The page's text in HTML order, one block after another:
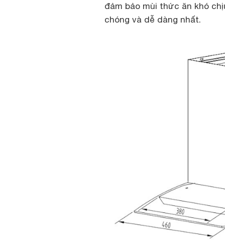
đảm bảo mùi thức ăn khó
chóng và dễ dàng nhất.